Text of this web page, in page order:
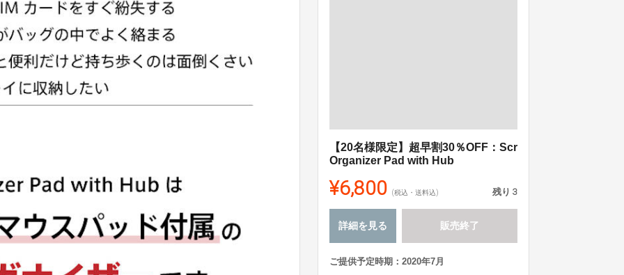
【20名様限定】超早割30％OFF：Scr
Organizer Pad with Hub
¥6,800 (税込・送料込) 残り 3
詳細を見る 販売終了
ご提供予定時期：2020年7月